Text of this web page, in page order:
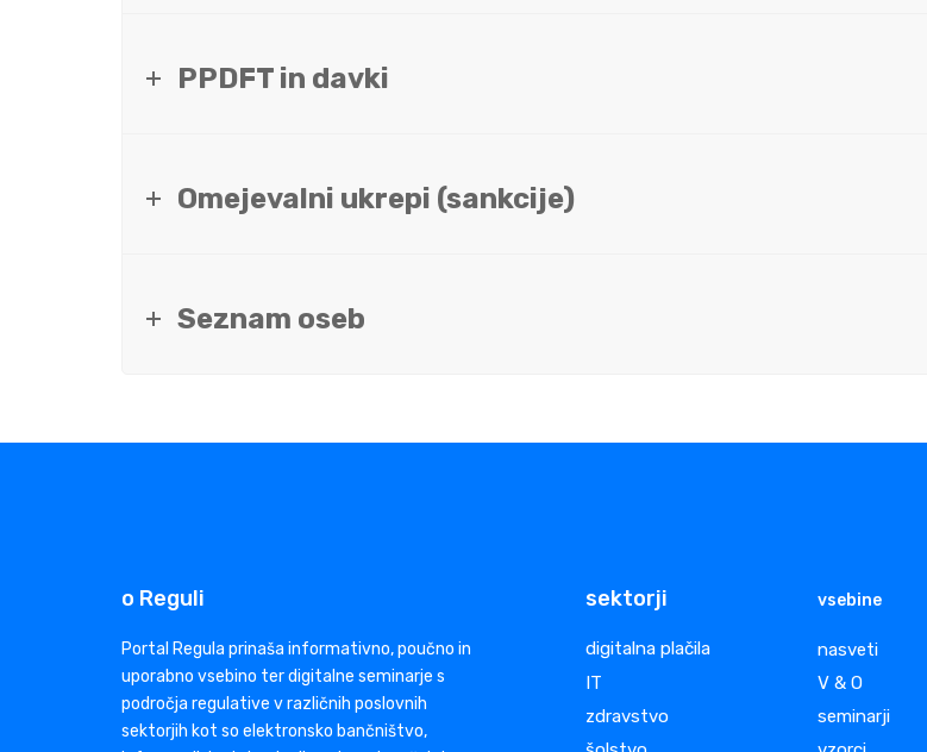
PPDFT in davki
Omejevalni ukrepi (sankcije)
Seznam oseb
o Reguli
Portal Regula prinaša informativno, poučno in
uporabno vsebino ter digitalne seminarje s
področja regulative v različnih poslovnih
sektorjih kot so elektronsko bančništvo,
sektorji
digitalna plačila
IT
zdravstvo
vsebine
nasveti
V & O
seminarji